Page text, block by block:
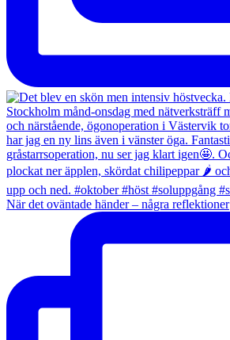
När det oväntade händer – några reflektioner